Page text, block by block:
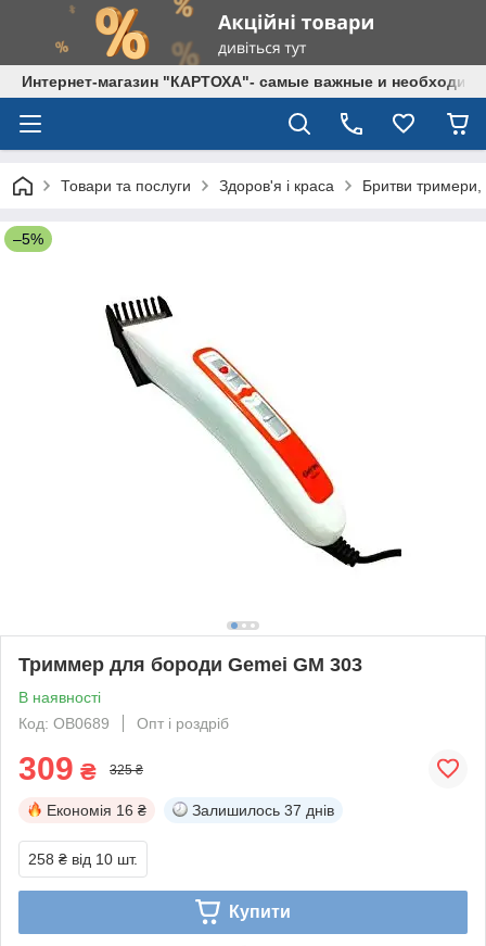
Интернет-магазин "КАРТОХА"- самые важные и
Товари та послуги Здоров'я і краса Бритви
–5%
Триммер для бороди Gemei GM 303
В наявності
Код: OB0689
Опт і роздріб
309 ₴ 325 ₴
Економія 16 ₴ Залишилось 37 днів
258 ₴ від 10 шт.
Купити